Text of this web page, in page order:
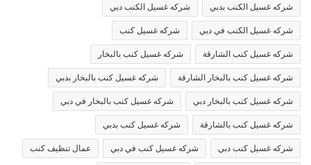
شركه غسيل الكنب بدبي شركه غسيل الكنب دبي
شركه غسيل الكنب في دبي شركه غسيل كنب
شركه غسيل كنب الشارقة شركه غسيل كنب بالبخار
شركه غسيل كنب بالبخار الشارقة شركه غسيل كنب بالبخار بدبي
شركه غسيل كنب بالبخار دبي شركه غسيل كنب بالبخار في دبي
شركه غسيل كنب بالشارقة شركه غسيل كنب بدبي
شركه غسيل كنب دبي شركه غسيل كنب في دبي عمال تنظيف كنب